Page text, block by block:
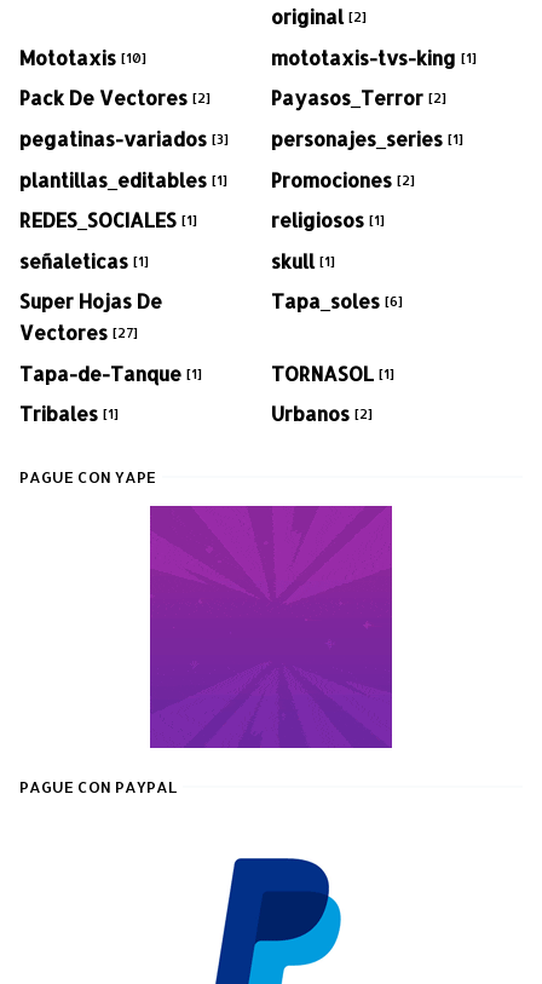
original [2]
Mototaxis [10] mototaxis-tvs-king [1]
Pack De Vectores [2] Payasos_Terror [2]
pegatinas-variados [3] personajes_series [1]
plantillas_editables [1] Promociones [2]
REDES_SOCIALES [1] religiosos [1]
señaleticas [1] skull [1]
Super Hojas De
Vectores [27]
Tapa_soles [6]
Tapa-de-Tanque [1] TORNASOL [1]
Tribales [1] Urbanos [2]
PAGUE CON YAPE
PAGUE CON PAYPAL